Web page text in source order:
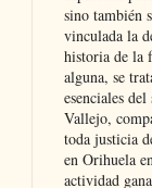
sino también
vinculada la
historia de la
alguna, se
esenciales
Vallejo,
toda justicia
en Orihuela
actividad